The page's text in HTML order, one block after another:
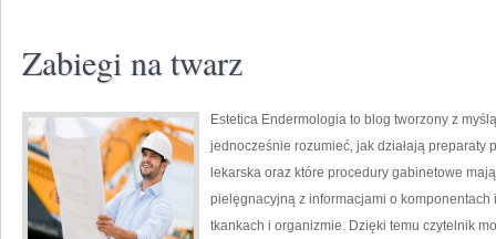
Zabiegi na twarz
Estetica Endermologia to blog tworzony z
jednocześnie rozumieć, jak działają preparaty
lekarska oraz które procedury gabinetowe
pielęgnacyjną z informacjami o
tkankach i organizmie. Dzięki temu czytelnik